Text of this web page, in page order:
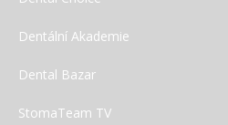
Dentální Akademie
Dental Bazar
StomaTeam TV